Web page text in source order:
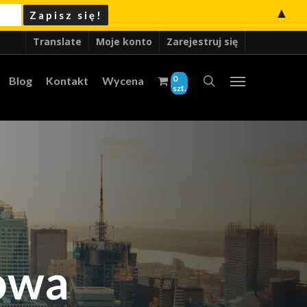
Translate Moje konto Zarejestruj się
Blog Kontakt Wycena
0
szt.
▲